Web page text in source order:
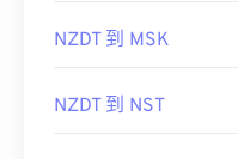
NZDT 到 MSK
NZDT 到 NST